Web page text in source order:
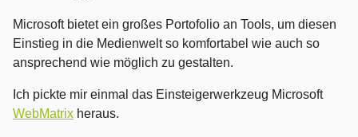
Microsoft bietet ein großes Portofolio an Tools, um diesen
Einstieg in die Medienwelt so komfortabel wie auch so
ansprechend wie möglich zu gestalten.
Ich pickte mir einmal das Einsteigerwerkzeug Microsoft
WebMatrix heraus.